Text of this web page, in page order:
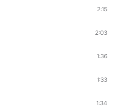
2:15
2:03
1:36
1:33
1:34